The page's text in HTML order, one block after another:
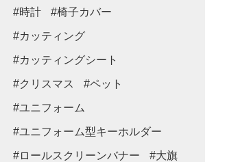
#時計 #椅子カバー
#カッティング
#カッティングシート
#クリスマス #ペット
#ユニフォーム
#ユニフォーム型キーホルダー
#ロールスクリーンバナー #大旗